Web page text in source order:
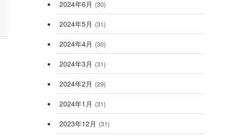
2024年6月 (30)
2024年5月 (31)
2024年4月 (30)
2024年3月 (31)
2024年2月 (29)
2024年1月 (31)
2023年12月 (31)